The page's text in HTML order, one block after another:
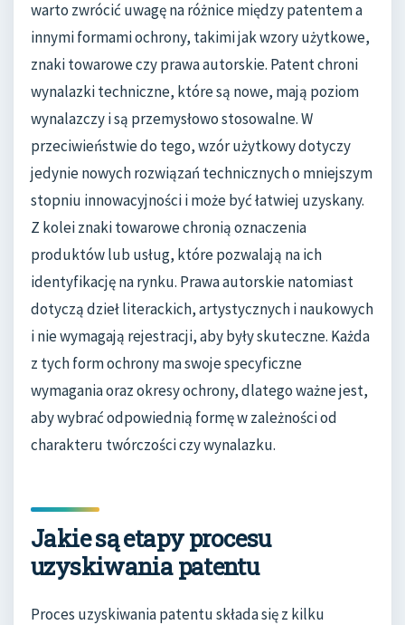
warto zwrócić uwagę na różnice między patentem a
innymi formami ochrony, takimi jak wzory użytkowe,
znaki towarowe czy prawa autorskie. Patent chroni
wynalazki techniczne, które są nowe, mają poziom
wynalazczy i są przemysłowo stosowalne. W
przeciwieństwie do tego, wzór użytkowy dotyczy
jedynie nowych rozwiązań technicznych o mniejszym
stopniu innowacyjności i może być łatwiej uzyskany.
Z kolei znaki towarowe chronią oznaczenia
produktów lub usług, które pozwalają na ich
identyfikację na rynku. Prawa autorskie natomiast
dotyczą dzieł literackich, artystycznych i naukowych
i nie wymagają rejestracji, aby były skuteczne. Każda
z tych form ochrony ma swoje specyficzne
wymagania oraz okresy ochrony, dlatego ważne jest,
aby wybrać odpowiednią formę w zależności od
charakteru twórczości czy wynalazku.
Jakie są etapy procesu
uzyskiwania patentu
Proces uzyskiwania patentu składa się z kilku